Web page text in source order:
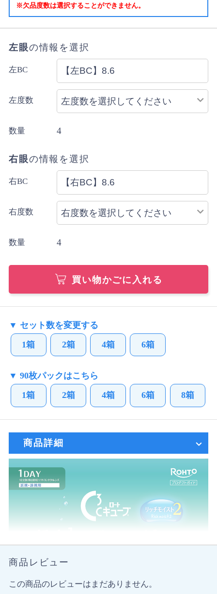
※欠品度数は選択することができません。
左眼の情報を選択
左BC
左度数
数量 4
右眼の情報を選択
右BC
右度数
数量 4
買い物かごに入れる
▼ セット数を変更する
1箱 2箱 4箱 6箱
▼ 90枚パックはこちら
1箱 2箱 4箱 6箱 8箱
商品詳細
商品レビュー
この商品のレビューはまだありません。